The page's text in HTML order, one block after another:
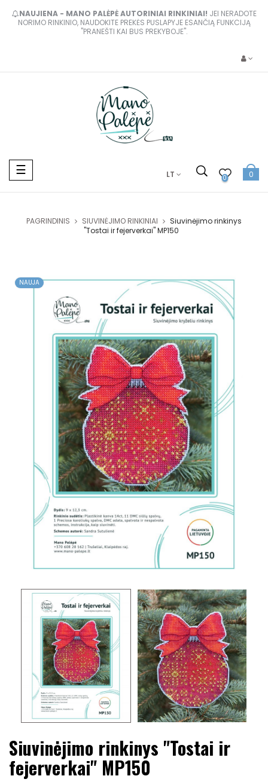
NAUJIENA - MANO PALĖPĖ AUTORINIAI RINKINIAI! JEI NERADOTE
NORIMO RINKINIO, NAUDOKITE PREKĖS PUSLAPYJE ESANČIĄ FUNKCIJĄ
"PRANEŠTI KAI BUS PREKYBOJE".
Toggle
navigation
☰ LT 0 0
PAGRINDINIS SIUVINĖJIMO RINKINIAI
Siuvinėjimo rinkinys
"Tostai ir fejerverkai" MP150
NAUJA
Siuvinėjimo rinkinys "Tostai ir
fejerverkai" MP150